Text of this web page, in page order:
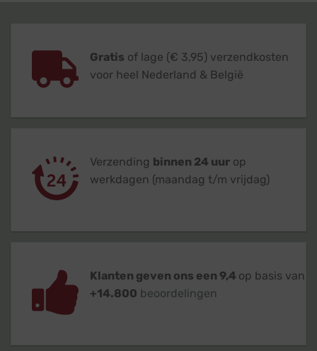
Gratis of lage (€ 3,95) verzendkosten
voor heel Nederland & België
Verzending binnen 24 uur op
werkdagen (maandag t/m vrijdag)
Klanten geven ons een 9,4 op basis van
+14.800 beoordelingen